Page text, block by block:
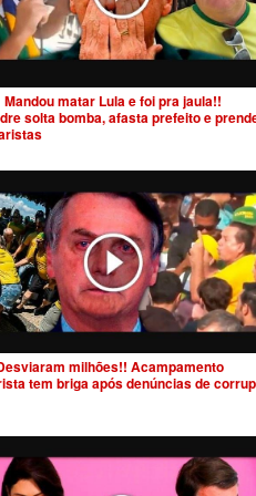
Mandou matar Lula e foi pra jaula!!
solta bomba, afasta prefeito e
milhões!! Acampamento
tem briga após denúncias de